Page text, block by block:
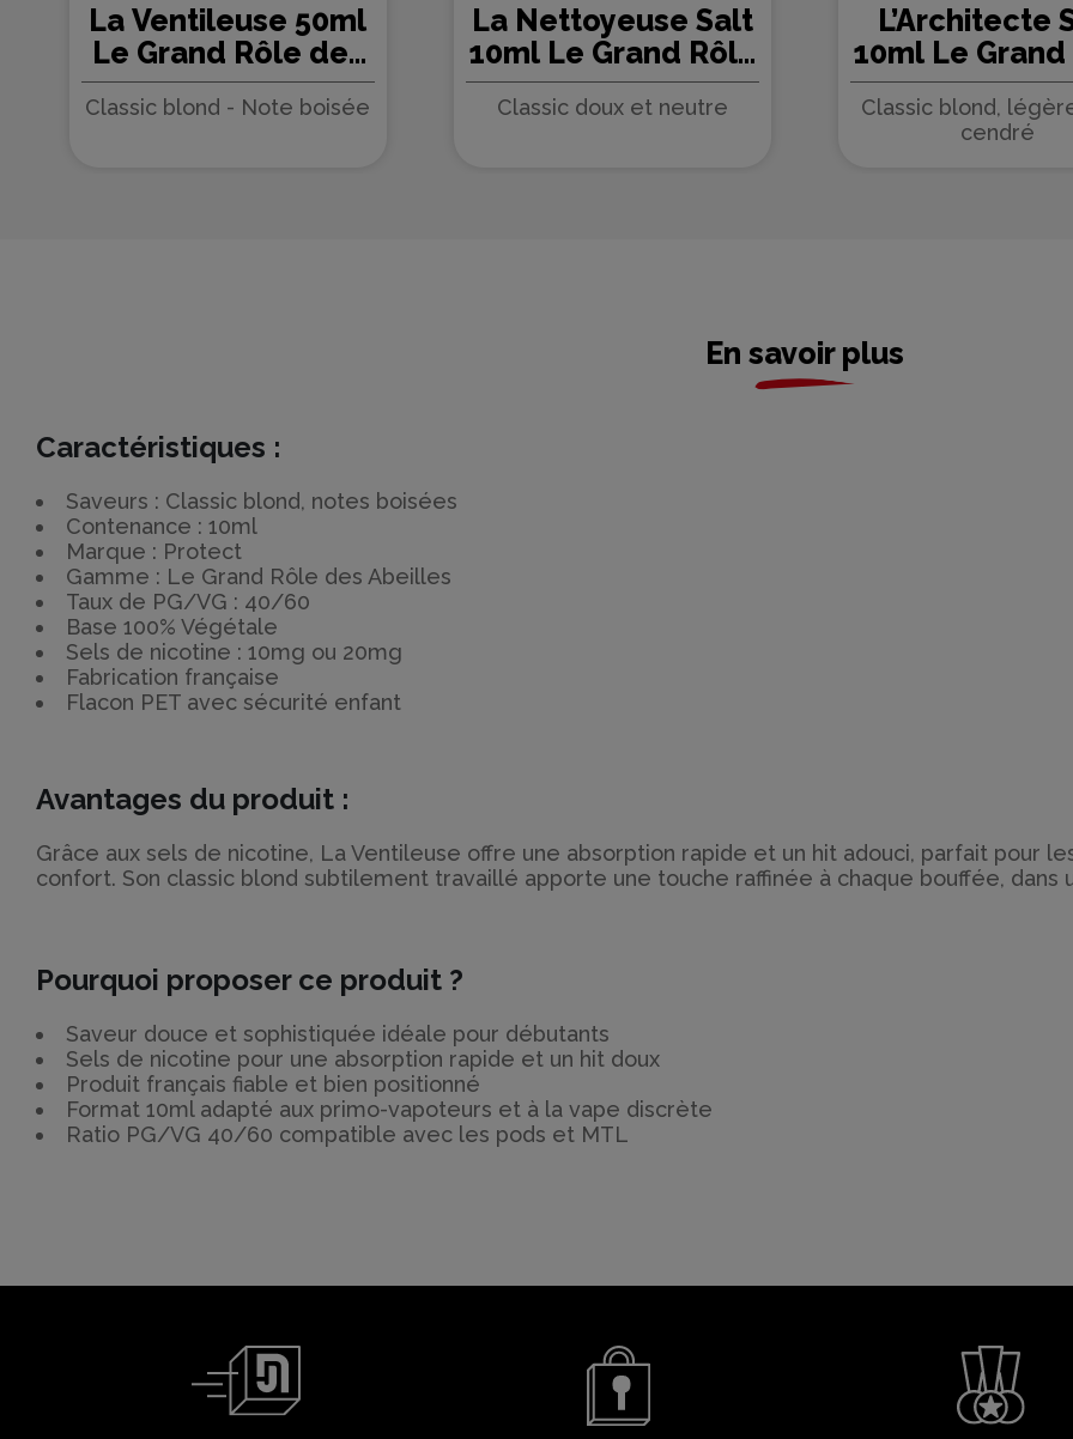
La Ventileuse 50ml
Le Grand Rôle des
Abeilles - Protect
Classic blond - Note boisée
La Nettoyeuse Salt
10ml Le Grand Rôle
des Abeilles -
Protect (10 pièces)
Classic doux et neutre
L’Architecte
10ml Le Grand
des
Protect (10
Classic blond,
cendré
En savoir plus
Caractéristiques :
Saveurs : Classic blond, notes boisées
Contenance : 10ml
Marque : Protect
Gamme : Le Grand Rôle des Abeilles
Taux de PG/VG : 40/60
Base 100% Végétale
Sels de nicotine : 10mg ou 20mg
Fabrication française
Flacon PET avec sécurité enfant
Avantages du produit :
Grâce aux sels de nicotine, La Ventileuse offre une absorption rapide et un hit adouci, parfait pour
confort. Son classic blond subtilement travaillé apporte une touche raffinée à chaque bouffée,
Pourquoi proposer ce produit ?
Saveur douce et sophistiquée idéale pour débutants
Sels de nicotine pour une absorption rapide et un hit doux
Produit français fiable et bien positionné
Format 10ml adapté aux primo-vapoteurs et à la vape discrète
Ratio PG/VG 40/60 compatible avec les pods et MTL